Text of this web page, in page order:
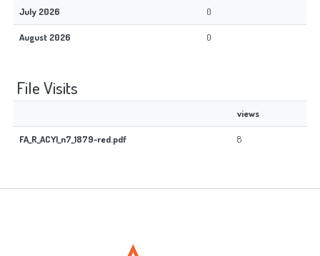
July 2026 0
August 2026 0
File Visits
views
FA_R_ACYl_n7_1879-red.pdf 8